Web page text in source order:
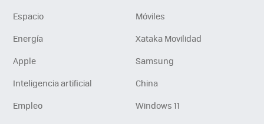
Espacio
Móviles
Energía
Xataka Movilidad
Apple
Samsung
Inteligencia artificial
China
Empleo
Windows 11